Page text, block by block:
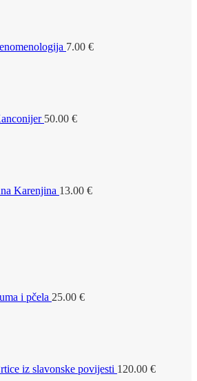
7.00 €
50.00 €
Karenjina 13.00 €
i pčela 25.00 €
iz slavonske povijesti 120.00 €